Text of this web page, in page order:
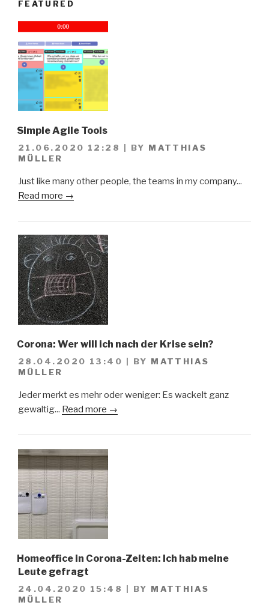
FEATURED
Simple Agile Tools
21.06.2020 12:28 BY MATTHIAS
MÜLLER
Just like many other people, the teams in my company...
Read more →
Corona: Wer will ich nach der Krise sein?
28.04.2020 13:40 BY MATTHIAS
MÜLLER
Jeder merkt es mehr oder weniger: Es wackelt ganz
gewaltig... Read more →
Homeoffice in Corona-Zeiten: Ich hab meine
Leute gefragt
24.04.2020 15:48 | BY MATTHIAS
MÜLLER